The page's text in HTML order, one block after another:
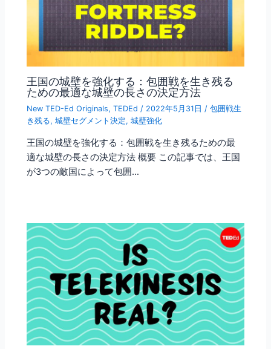
王国の城壁を強化する：包囲戦を生き残る
ための最適な城壁の長さの決定方法
New TED-Ed Originals,TEDEd / 2022年5月31日 /包囲戦生
き残る,城壁セグメント決定,城壁強化
王国の城壁を強化する：包囲戦を生き残るための最
適な城壁の長さの決定方法 概要 この記事では、王国
が3つの敵国によって包囲…